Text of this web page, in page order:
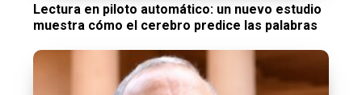
Lectura en piloto automático: un nuevo estudio
muestra cómo el cerebro predice las palabras